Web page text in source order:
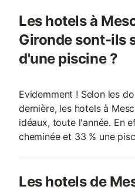
Les hotels à
Gironde sont-ils
d'une piscine ?
Evidemment ! Selon les
dernière, les hotels à
idéaux, toute l'année. En
cheminée et 33 % une
Les hotels de